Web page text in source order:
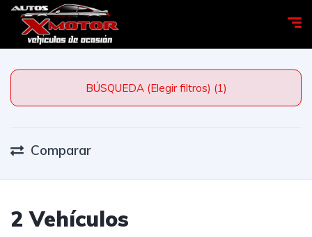
BÚSQUEDA (Elegir filtros) (1)
Comparar
2 Vehículos